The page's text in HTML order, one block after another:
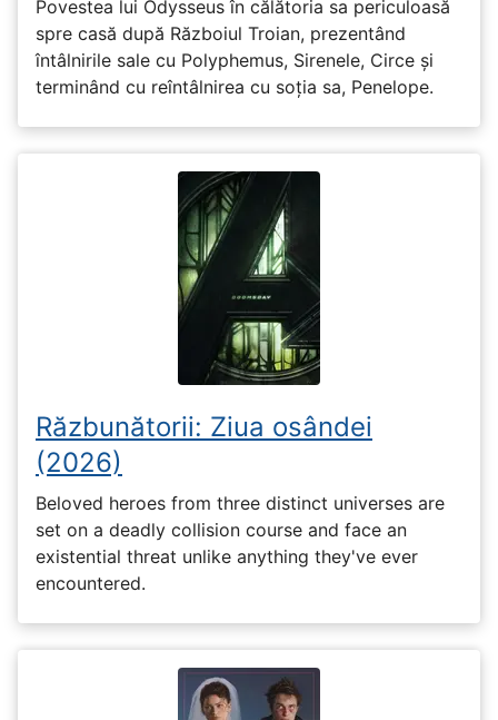
Povestea lui Odysseus în călătoria sa periculoasă
spre casă după Războiul Troian, prezentând
întâlnirile sale cu Polyphemus, Sirenele, Circe și
terminând cu reîntâlnirea cu soția sa, Penelope.
Răzbunătorii: Ziua osândei
(2026)
Beloved heroes from three distinct universes are
set on a deadly collision course and face an
existential threat unlike anything they've ever
encountered.